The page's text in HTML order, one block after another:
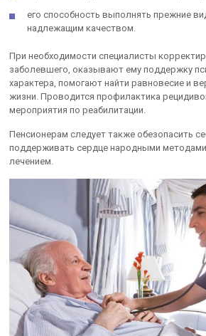
его способность выполнять прежние
надлежащим качеством.
При необходимости специалисты
заболевшего, оказывают ему поддержку
характера, помогают найти равновесие и
жизни. Проводится профилактика
мероприятия по реабилитации.
Пенсионерам следует также обезопасить
поддерживать сердце народными методами
лечением.